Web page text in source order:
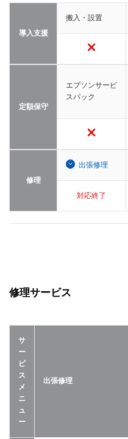
導入支援
搬入・設置
定額保守
エプソンサービ
スパック
修理
出張修理
対応終了
修理サービス
サ
ー
ビ
ス
メ
ニ
ュ
ー
出張修理